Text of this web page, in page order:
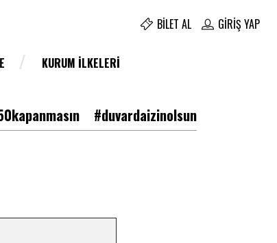
BILET AL GIRIŞ YAP
KURUM İLKELERI
#duvardaizinolsun